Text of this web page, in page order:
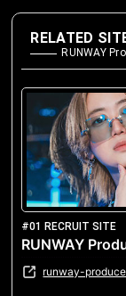
RELATED
RUNWAY
#01 RECRUIT SITE
RUNWAY
runway-